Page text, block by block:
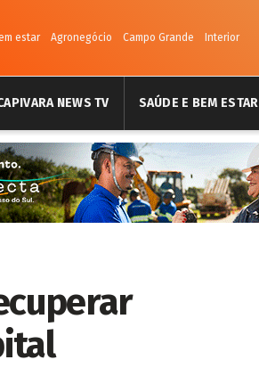
estar Agronegócio Campo Grande Interior
NEWS TV SAÚDE E BEM ESTAR